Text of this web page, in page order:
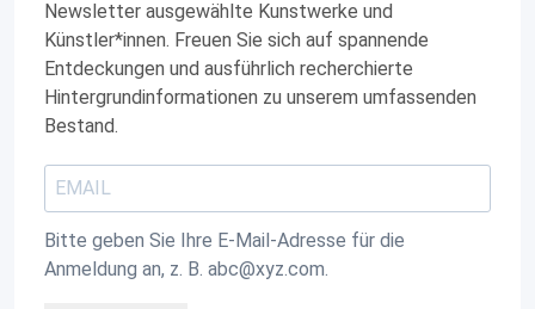
Newsletter ausgewählte Kunstwerke und
Künstler*innen. Freuen Sie sich auf spannende
Entdeckungen und ausführlich recherchierte
Hintergrundinformationen zu unserem umfassenden
Bestand.
Bitte geben Sie Ihre E-Mail-Adresse für die
Anmeldung an, z. B. abc@xyz.com.